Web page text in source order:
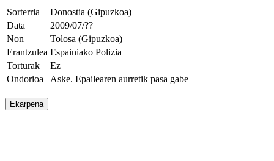
Sorterria
Donostia (Gipuzkoa)
Data
2009/07/??
Non
Tolosa (Gipuzkoa)
Erantzulea Espainiako Polizia
Torturak
Ez
Ondorioa
Aske. Epailearen aurretik pasa gabe